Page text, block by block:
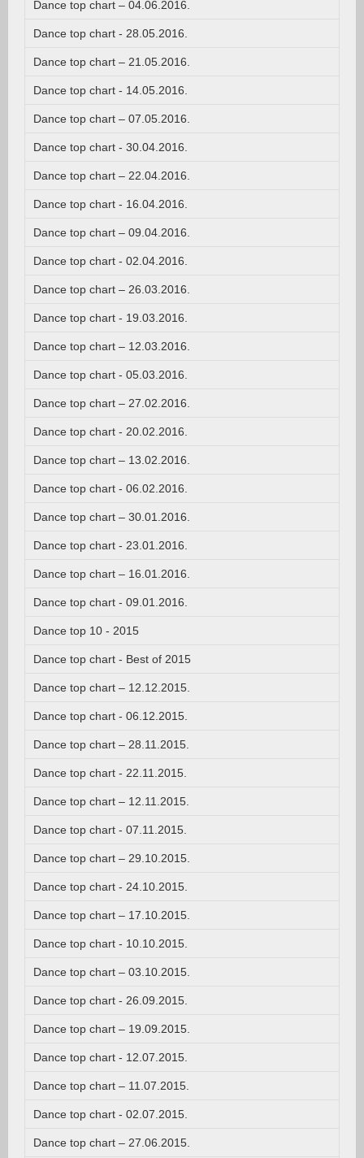
Dance top chart – 04.06.2016.
Dance top chart - 28.05.2016.
Dance top chart – 21.05.2016.
Dance top chart - 14.05.2016.
Dance top chart – 07.05.2016.
Dance top chart - 30.04.2016.
Dance top chart – 22.04.2016.
Dance top chart - 16.04.2016.
Dance top chart – 09.04.2016.
Dance top chart - 02.04.2016.
Dance top chart – 26.03.2016.
Dance top chart - 19.03.2016.
Dance top chart – 12.03.2016.
Dance top chart - 05.03.2016.
Dance top chart – 27.02.2016.
Dance top chart - 20.02.2016.
Dance top chart – 13.02.2016.
Dance top chart - 06.02.2016.
Dance top chart – 30.01.2016.
Dance top chart - 23.01.2016.
Dance top chart – 16.01.2016.
Dance top chart - 09.01.2016.
Dance top 10 - 2015
Dance top chart - Best of 2015
Dance top chart – 12.12.2015.
Dance top chart - 06.12.2015.
Dance top chart – 28.11.2015.
Dance top chart - 22.11.2015.
Dance top chart – 12.11.2015.
Dance top chart - 07.11.2015.
Dance top chart – 29.10.2015.
Dance top chart - 24.10.2015.
Dance top chart – 17.10.2015.
Dance top chart - 10.10.2015.
Dance top chart – 03.10.2015.
Dance top chart - 26.09.2015.
Dance top chart – 19.09.2015.
Dance top chart - 12.07.2015.
Dance top chart – 11.07.2015.
Dance top chart - 02.07.2015.
Dance top chart – 27.06.2015.